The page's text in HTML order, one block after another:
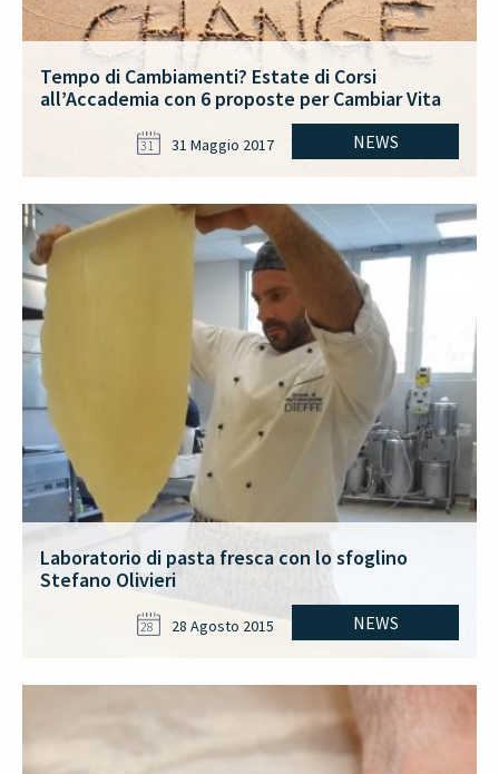
Tempo di Cambiamenti? Estate di Corsi
all’Accademia con 6 proposte per Cambiar Vita
NEWS
31 31 Maggio 2017
Laboratorio di pasta fresca con lo sfoglino
Stefano Olivieri
NEWS
28 28 Agosto 2015